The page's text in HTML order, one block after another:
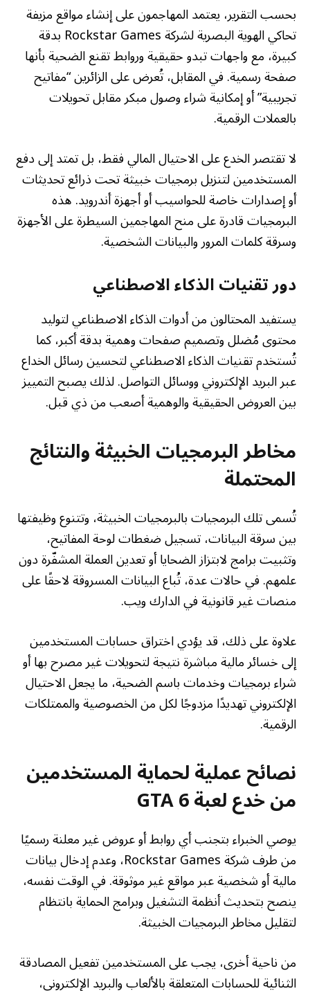
بحسب التقرير، يعتمد المهاجمون على إنشاء مواقع مزيفة
تحاكي الهوية البصرية لشركة Rockstar Games بدقة
كبيرة، مع واجهات تبدو حقيقية وروابط تقنع الضحية بأنها
صفحة رسمية. في المقابل، تُعرض على الزائرين “مفاتيح
تجريبية” أو إمكانية شراء وصول مبكر مقابل تحويلات
بالعملات الرقمية.
لا تقتصر الخدع على الاحتيال المالي فقط، بل تمتد إلى دفع
المستخدمين لتنزيل برمجيات خبيثة تحت ذرائع تحديثات
أو إصدارات خاصة للحواسيب أو أجهزة أندرويد. هذه
البرمجيات قادرة على منح المهاجمين السيطرة على الأجهزة
وسرقة كلمات المرور والبيانات الشخصية.
دور تقنيات الذكاء الاصطناعي
يستفيد المحتالون من أدوات الذكاء الاصطناعي لتوليد
محتوى مُضلل وتصميم صفحات وهمية بدقة أكبر، كما
تُستخدم تقنيات الذكاء الاصطناعي لتحسين رسائل الخداع
عبر البريد الإلكتروني ووسائل التواصل. لذلك يصبح التمييز
بين العروض الحقيقية والوهمية أصعب من ذي قبل.
مخاطر البرمجيات الخبيثة والنتائج
المحتملة
تُسمى تلك البرمجيات بالبرمجيات الخبيثة، وتتنوع وظيفتها
بين سرقة البيانات، تسجيل ضغطات لوحة المفاتيح،
وتثبيت برامج لابتزاز الضحايا أو تعدين العملة المشفّرة دون
علمهم. في حالات عدة، تُباع البيانات المسروقة لاحقًا على
منصات غير قانونية في الدارك ويب.
علاوة على ذلك، قد يؤدي اختراق حسابات المستخدمين
إلى خسائر مالية مباشرة نتيجة لتحويلات غير مصرح بها أو
شراء برمجيات وخدمات باسم الضحية، ما يجعل الاحتيال
الإلكتروني تهديدًا مزدوجًا لكل من الخصوصية والممتلكات
الرقمية.
نصائح عملية لحماية المستخدمين
من خدع لعبة GTA 6
يوصي الخبراء بتجنب أي روابط أو عروض غير معلنة رسميًا
من طرف شركة Rockstar Games، وعدم إدخال بيانات
مالية أو شخصية عبر مواقع غير موثوقة. في الوقت نفسه،
ينصح بتحديث أنظمة التشغيل وبرامج الحماية بانتظام
لتقليل مخاطر البرمجيات الخبيثة.
من ناحية أخرى، يجب على المستخدمين تفعيل المصادقة
الثنائية للحسابات المتعلقة بالألعاب والبريد الإلكتروني،